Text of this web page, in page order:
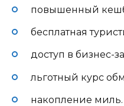
повышенный
бесплатная
доступ в бизнес-
льготный курс
накопление миль.